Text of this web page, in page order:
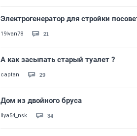
Электрогенератор для стройки
19Ivan78 21
А как засыпать старый туалет ?
captan 29
Дом из двойного бруса
Ilya54_nsk 34